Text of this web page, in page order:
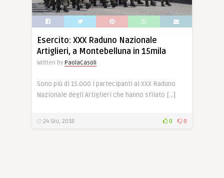
Esercito: XXX Raduno Nazionale
Artiglieri, a Montebelluna in 15mila
Written by PaolaCasoli
Sono più di 15.000 i partecipanti al XXX Raduno
Nazionale degli Artiglieri che hanno sfilato […]
24 Giu, 2018 0 0